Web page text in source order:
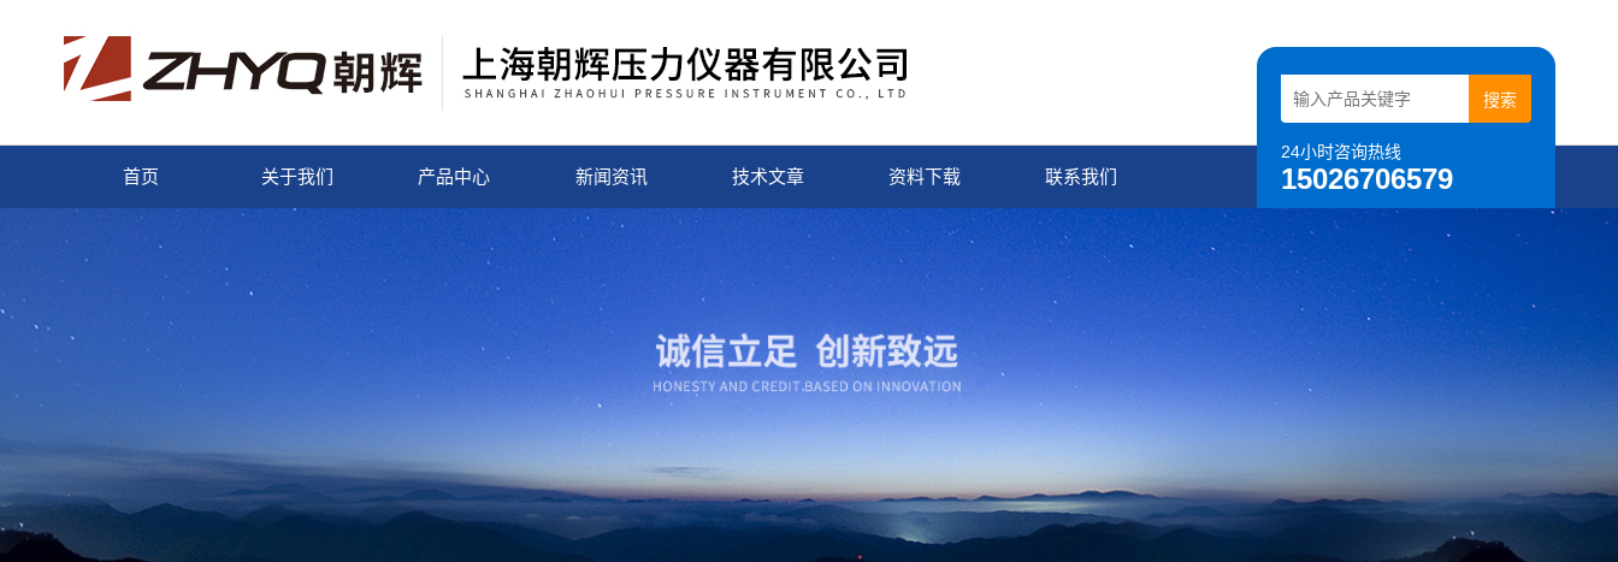
24小时咨询热线
15026706579
首页 关于我们 产品中心 新闻资讯 技术文章 资料下载 联系我们